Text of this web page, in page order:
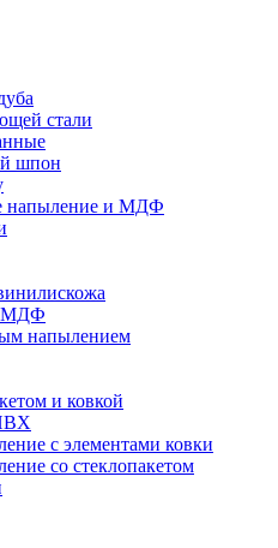
стали
шпон
напыление и МДФ
МДФ
напылением
и ковкой
с элементами ковки
со стеклопакетом